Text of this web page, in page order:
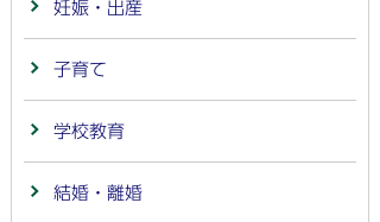
妊娠・出産
子育て
学校教育
結婚・離婚